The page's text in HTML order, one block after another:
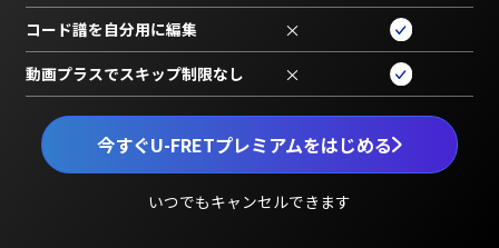
今すぐU-FRETプレミアムをはじめる
いつでもキャンセルできます
コード譜を自分用に編集 ×
動画プラスでスキップ制限なし ×